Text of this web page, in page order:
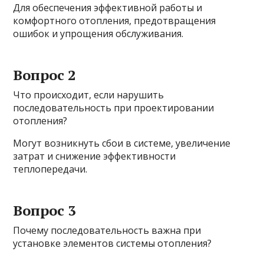
Для обеспечения эффективной работы и
комфортного отопления, предотвращения
ошибок и упрощения обслуживания.
Вопрос 2
Что происходит, если нарушить
последовательность при проектировании
отопления?
Могут возникнуть сбои в системе, увеличение
затрат и снижение эффективности
теплопередачи.
Вопрос 3
Почему последовательность важна при
установке элементов системы отопления?